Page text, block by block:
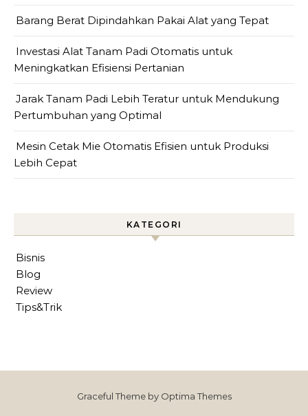
Barang Berat Dipindahkan Pakai Alat yang Tepat
Investasi Alat Tanam Padi Otomatis untuk
Meningkatkan Efisiensi Pertanian
Jarak Tanam Padi Lebih Teratur untuk Mendukung
Pertumbuhan yang Optimal
Mesin Cetak Mie Otomatis Efisien untuk Produksi
Lebih Cepat
KATEGORI
Bisnis
Blog
Review
Tips&Trik
Graceful Theme by Optima Themes